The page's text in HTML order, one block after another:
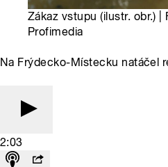
Zákaz vstupu (ilustr. obr.) |
Profimedia
Na Frýdecko-Místecku natáčel
2:03